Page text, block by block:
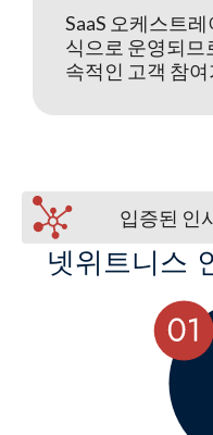
SaaS 오케스트
식으로 운영되므
속적인 고객 참
입증된 인
넷위트니스